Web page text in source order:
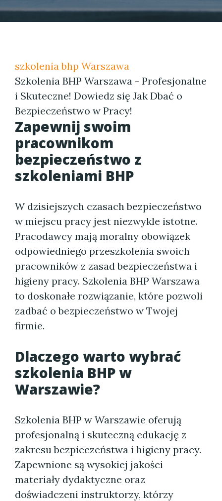
szkolenia bhp Warszawa
Szkolenia BHP Warszawa - Profesjonalne
i Skuteczne! Dowiedz się Jak Dbać o
Bezpieczeństwo w Pracy!
Zapewnij swoim
pracownikom
bezpieczeństwo z
szkoleniami BHP
W dzisiejszych czasach bezpieczeństwo
w miejscu pracy jest niezwykle istotne.
Pracodawcy mają moralny obowiązek
odpowiedniego przeszkolenia swoich
pracowników z zasad bezpieczeństwa i
higieny pracy. Szkolenia BHP Warszawa
to doskonałe rozwiązanie, które pozwoli
zadbać o bezpieczeństwo w Twojej
firmie.
Dlaczego warto wybrać
szkolenia BHP w
Warszawie?
Szkolenia BHP w Warszawie oferują
profesjonalną i skuteczną edukację z
zakresu bezpieczeństwa i higieny pracy.
Zapewnione są wysokiej jakości
materiały dydaktyczne oraz
doświadczeni instruktorzy, którzy